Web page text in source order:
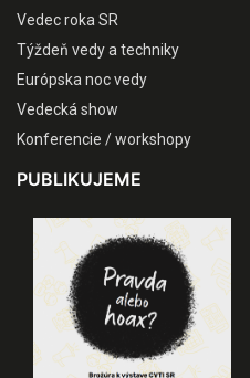
Vedec roka SR
Týždeň vedy a techniky
Európska noc vedy
Vedecká show
Konferencie / workshopy
PUBLIKUJEME